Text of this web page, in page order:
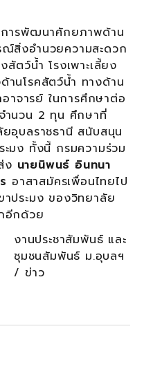
ฒนาศักยภาพด้าน
สิ่งอำนวยความสะดวก
สัตว์น้ำ โรงเพาะเลี้ยง
านโรคสัตว์น้ำ ทางด้าน
จารย์ ในการศึกษาต่อ
ำนวน 2 ทุน ศึกษาที่
อุบลราชธานี สนับสนุน
มง ทั้งนี้ กรมความร่วม
ง นายนิพนธ์ อินทนา
อาสาสมัครเพื่อนไทยไป
ประมง ของวิทยาลัย
อีกด้วย
งานประชาสัมพันธ์ และ
ชุมชนสัมพันธ์ ม.อุบลฯ
/ ข่าว